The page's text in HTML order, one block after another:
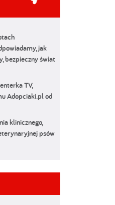
jak
bezpieczny świat
TV,
Adopciaki.pl od
klinicznego,
psów